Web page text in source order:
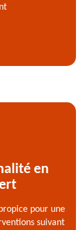
en
pour une
suivant